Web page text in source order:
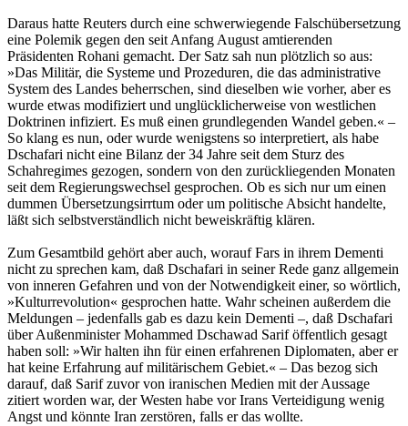
Daraus hatte Reuters durch eine schwerwiegende Falschübersetzung
eine Polemik gegen den seit Anfang August amtierenden
Präsidenten Rohani gemacht. Der Satz sah nun plötzlich so aus:
»Das Militär, die Systeme und Prozeduren, die das administrative
System des Landes beherrschen, sind dieselben wie vorher, aber es
wurde etwas modifiziert und unglücklicherweise von westlichen
Doktrinen infiziert. Es muß einen grundlegenden Wandel geben.« –
So klang es nun, oder wurde wenigstens so interpretiert, als habe
Dschafari nicht eine Bilanz der 34 Jahre seit dem Sturz des
Schahregimes gezogen, sondern von den zurückliegenden Monaten
seit dem Regierungswechsel gesprochen. Ob es sich nur um einen
dummen Übersetzungsirrtum oder um politische Absicht handelte,
läßt sich selbstverständlich nicht beweiskräftig klären.
Zum Gesamtbild gehört aber auch, worauf Fars in ihrem Dementi
nicht zu sprechen kam, daß Dschafari in seiner Rede ganz allgemein
von inneren Gefahren und von der Notwendigkeit einer, so wörtlich,
»Kulturrevolution« gesprochen hatte. Wahr scheinen außerdem die
Meldungen – jedenfalls gab es dazu kein Dementi –, daß Dschafari
über Außenminister Mohammed Dschawad Sarif öffentlich gesagt
haben soll: »Wir halten ihn für einen erfahrenen Diplomaten, aber er
hat keine Erfahrung auf militärischem Gebiet.« – Das bezog sich
darauf, daß Sarif zuvor von iranischen Medien mit der Aussage
zitiert worden war, der Westen habe vor Irans Verteidigung wenig
Angst und könnte Iran zerstören, falls er das wollte.